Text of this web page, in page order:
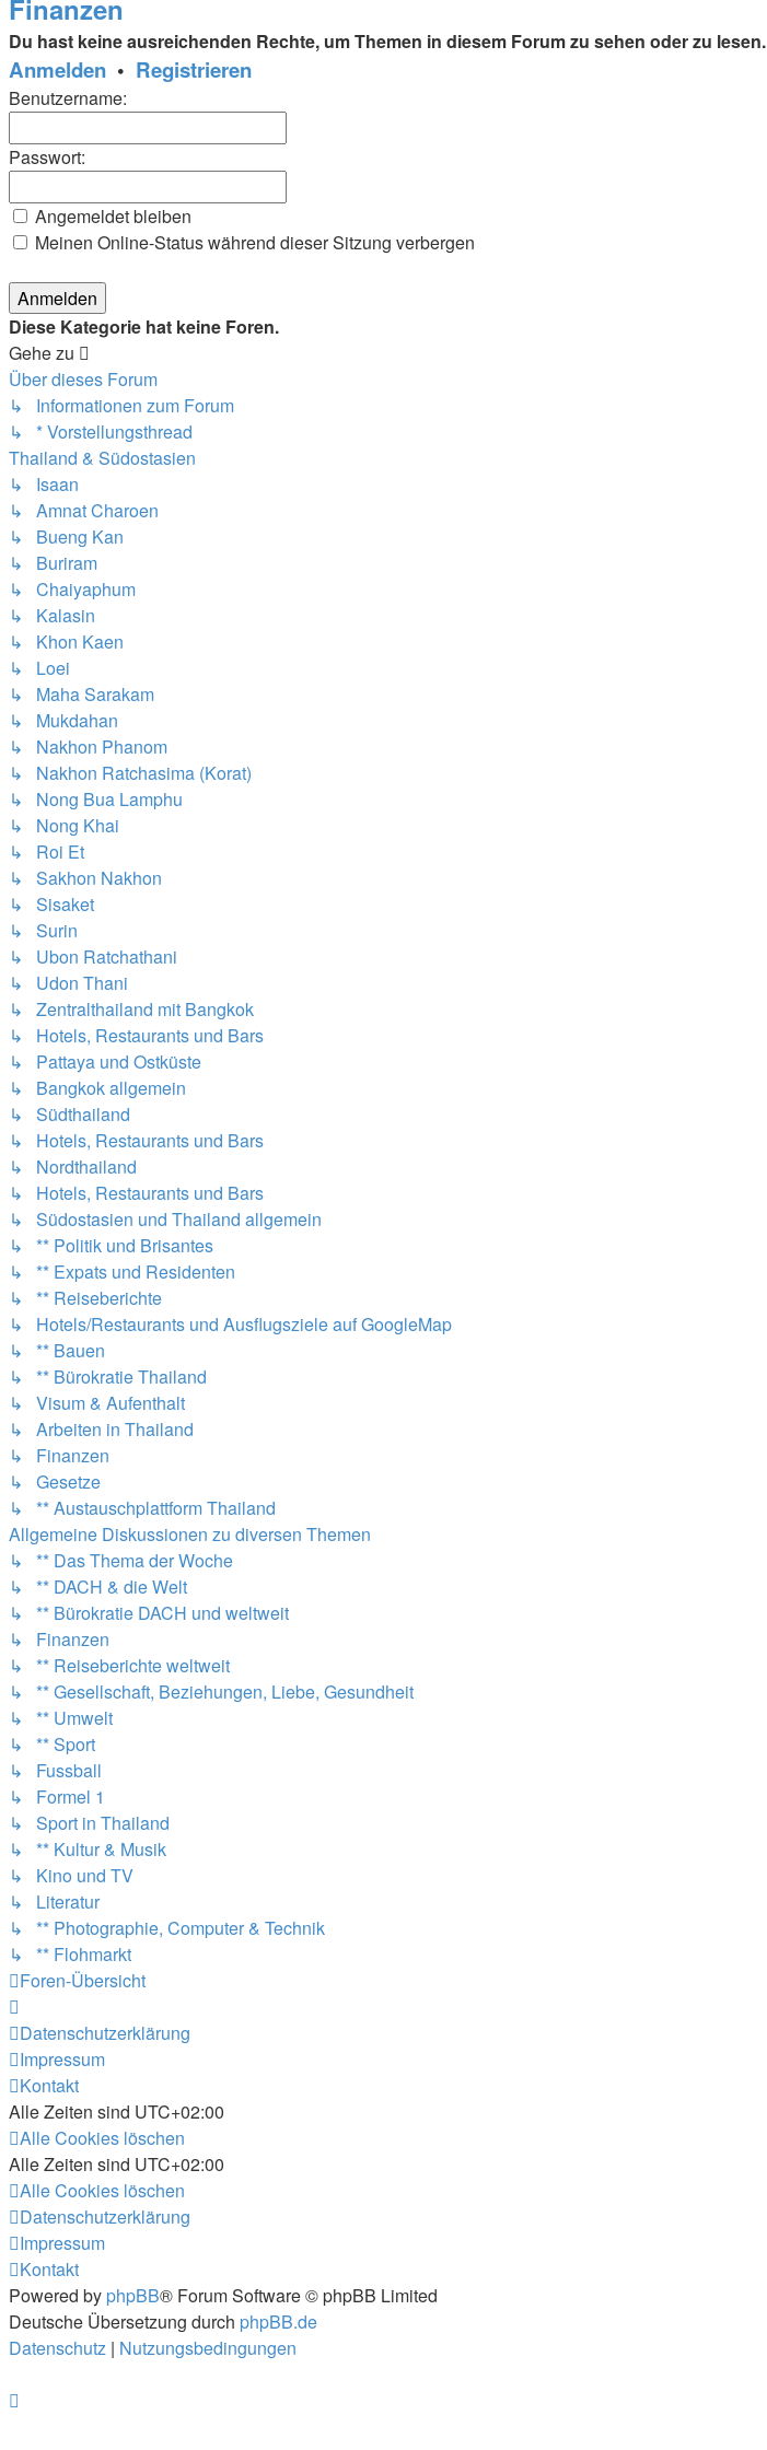
Finanzen
Du hast keine ausreichenden Rechte, um Themen in diesem Forum zu sehen oder zu lesen.
Anmelden • Registrieren
Benutzername:
Passwort:
Angemeldet bleiben
Meinen Online-Status während dieser Sitzung verbergen
Diese Kategorie hat keine Foren.
Gehe zu
Über dieses Forum
↳ Informationen zum Forum
↳ * Vorstellungsthread
Thailand & Südostasien
↳ Isaan
↳ Amnat Charoen
↳ Bueng Kan
↳ Buriram
↳ Chaiyaphum
↳ Kalasin
↳ Khon Kaen
↳ Loei
↳ Maha Sarakam
↳ Mukdahan
↳ Nakhon Phanom
↳ Nakhon Ratchasima (Korat)
↳ Nong Bua Lamphu
↳ Nong Khai
↳ Roi Et
↳ Sakhon Nakhon
↳ Sisaket
↳ Surin
↳ Ubon Ratchathani
↳ Udon Thani
↳ Zentralthailand mit Bangkok
↳ Hotels, Restaurants und Bars
↳ Pattaya und Ostküste
↳ Bangkok allgemein
↳ Südthailand
↳ Hotels, Restaurants und Bars
↳ Nordthailand
↳ Hotels, Restaurants und Bars
↳ Südostasien und Thailand allgemein
↳ ** Politik und Brisantes
↳ ** Expats und Residenten
↳ ** Reiseberichte
↳ Hotels/Restaurants und Ausflugsziele auf GoogleMap
↳ ** Bauen
↳ ** Bürokratie Thailand
↳ Visum & Aufenthalt
↳ Arbeiten in Thailand
↳ Finanzen
↳ Gesetze
↳ ** Austauschplattform Thailand
Allgemeine Diskussionen zu diversen Themen
↳ ** Das Thema der Woche
↳ ** DACH & die Welt
↳ ** Bürokratie DACH und weltweit
↳ Finanzen
↳ ** Reiseberichte weltweit
↳ ** Gesellschaft, Beziehungen, Liebe, Gesundheit
↳ ** Umwelt
↳ ** Sport
↳ Fussball
↳ Formel 1
↳ Sport in Thailand
↳ ** Kultur & Musik
↳ Kino und TV
↳ Literatur
↳ ** Photographie, Computer & Technik
↳ ** Flohmarkt
Foren-Übersicht
Datenschutzerklärung
Impressum
Kontakt
Alle Zeiten sind UTC+02:00
Alle Cookies löschen
Alle Zeiten sind UTC+02:00
Alle Cookies löschen
Datenschutzerklärung
Impressum
Kontakt
Powered by phpBB® Forum Software © phpBB Limited
Deutsche Übersetzung durch phpBB.de
Datenschutz | Nutzungsbedingungen